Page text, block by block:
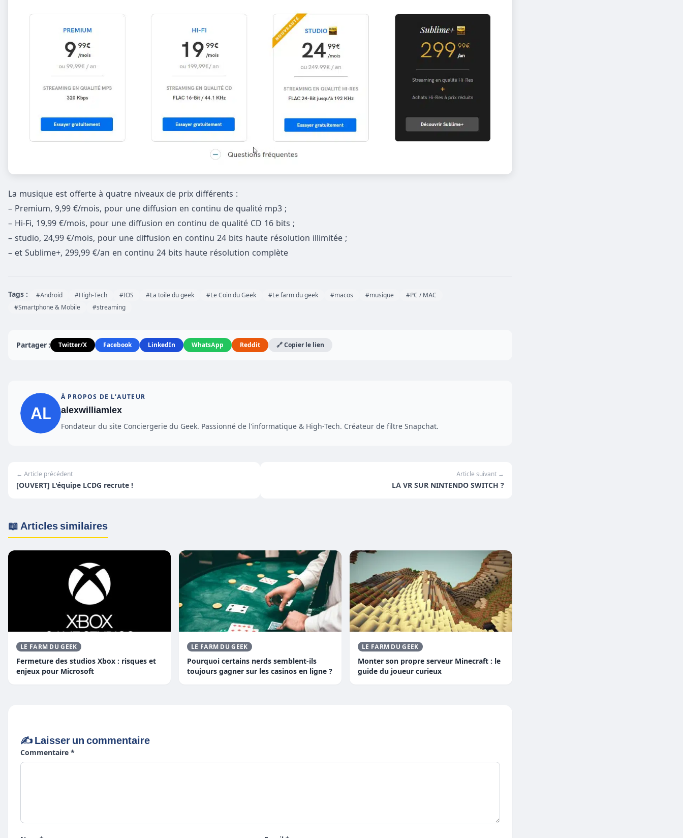
La musique est offerte à quatre niveaux de prix différents :
– Premium, 9,99 €/mois, pour une diffusion en continu de qualité mp3 ;
– Hi-Fi, 19,99 €/mois, pour une diffusion en continu de qualité CD 16 bits ;
– studio, 24,99 €/mois, pour une diffusion en continu 24 bits haute résolution illimitée ;
– et Sublime+, 299,99 €/an en continu 24 bits haute résolution complète
Tags : #Android #High-Tech #IOS #La toile du geek #Le Coin du Geek #Le farm du geek #macos #musique
#PC / MAC
#Smartphone & Mobile
#streaming
Partager : Twitter/X Facebook LinkedIn WhatsApp Reddit 🔗 Copier le lien
À PROPOS DE L'AUTEUR
alexwilliamlex
Fondateur du site Conciergerie du Geek. Passionné de l'informatique & High-Tech. Créateur de filtre Snapchat.
← Article précédent
[OUVERT] L'équipe LCDG recrute !
Article suivant →
LA VR SUR NINTENDO SWITCH ?
📖 Articles similaires
LE FARM DU GEEK
Fermeture des studios Xbox : risques et
enjeux pour Microsoft
LE FARM DU GEEK
Pourquoi certains nerds semblent-ils
toujours gagner sur les casinos en ligne ?
LE FARM DU GEEK
Monter son propre serveur Minecraft : le
guide du joueur curieux
✍️ Laisser un commentaire
Commentaire *